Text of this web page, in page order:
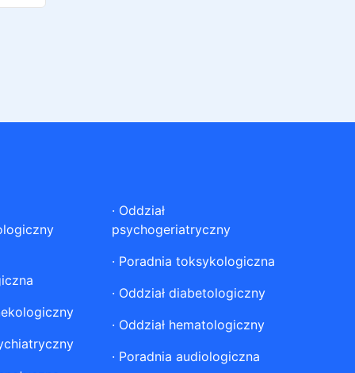
· Oddział
psychogeriatryczny
· Poradnia toksykologiczna
· Oddział diabetologiczny
· Oddział hematologiczny
· Poradnia audiologiczna